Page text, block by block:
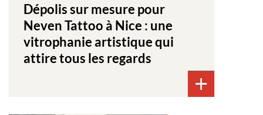
Dépolis sur mesure pour
Neven Tattoo à Nice : une
vitrophanie artistique qui
attire tous les regards